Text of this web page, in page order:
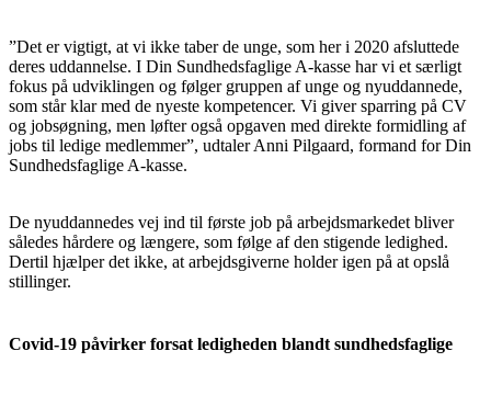
”Det er vigtigt, at vi ikke taber de unge, som her i 2020 afsluttede
deres uddannelse. I Din Sundhedsfaglige A-kasse har vi et særligt
fokus på udviklingen og følger gruppen af unge og nyuddannede,
som står klar med de nyeste kompetencer. Vi giver sparring på CV
og jobsøgning, men løfter også opgaven med direkte formidling af
jobs til ledige medlemmer”, udtaler Anni Pilgaard, formand for Din
Sundhedsfaglige A-kasse.
De nyuddannedes vej ind til første job på arbejdsmarkedet bliver
således hårdere og længere, som følge af den stigende ledighed.
Dertil hjælper det ikke, at arbejdsgiverne holder igen på at opslå
stillinger.
Covid-19 påvirker forsat ledigheden blandt sundhedsfaglige